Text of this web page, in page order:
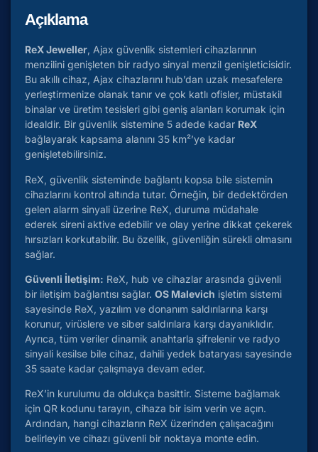
Açıklama
ReX Jeweller, Ajax güvenlik sistemleri cihazlarının
menzilini genişleten bir radyo sinyal menzil genişleticisidir.
Bu akıllı cihaz, Ajax cihazlarını hub’dan uzak mesafelere
yerleştirmenize olanak tanır ve çok katlı ofisler, müstakil
binalar ve üretim tesisleri gibi geniş alanları korumak için
idealdir. Bir güvenlik sistemine 5 adede kadar ReX
bağlayarak kapsama alanını 35 km²’ye kadar
genişletebilirsiniz.
ReX, güvenlik sisteminde bağlantı kopsa bile sistemin
cihazlarını kontrol altında tutar. Örneğin, bir dedektörden
gelen alarm sinyali üzerine ReX, duruma müdahale
ederek sireni aktive edebilir ve olay yerine dikkat çekerek
hırsızları korkutabilir. Bu özellik, güvenliğin sürekli olmasını
sağlar.
Güvenli İletişim: ReX, hub ve cihazlar arasında güvenli
bir iletişim bağlantısı sağlar. OS Malevich işletim sistemi
sayesinde ReX, yazılım ve donanım saldırılarına karşı
korunur, virüslere ve siber saldırılara karşı dayanıklıdır.
Ayrıca, tüm veriler dinamik anahtarla şifrelenir ve radyo
sinyali kesilse bile cihaz, dahili yedek bataryası sayesinde
35 saate kadar çalışmaya devam eder.
ReX’in kurulumu da oldukça basittir. Sisteme bağlamak
için QR kodunu tarayın, cihaza bir isim verin ve açın.
Ardından, hangi cihazların ReX üzerinden çalışacağını
belirleyin ve cihazı güvenli bir noktaya monte edin.